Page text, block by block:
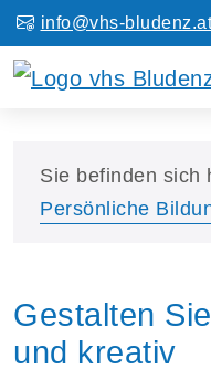
info@vhs-bludenz.at
Sie befinden sich
Persönliche
Gestalten
und kreativ